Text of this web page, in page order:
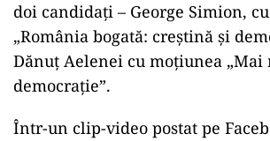
doi candidaţi – George Simion,
„România bogată: creştină şi
Dănuţ Aelenei cu moţiunea „Mai
democraţie”.
Într-un clip-video postat pe